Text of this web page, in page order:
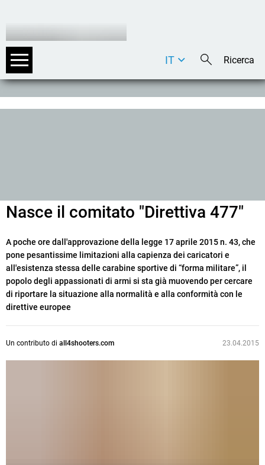
DE
IT
Nasce il comitato "Direttiva 477"
A poche ore dall'approvazione della legge 17 aprile 2015 n. 43, che
pone pesantissime limitazioni alla capienza dei caricatori e
all'esistenza stessa delle carabine sportive di “forma militare”, il
popolo degli appassionati di armi si sta già muovendo per cercare
di riportare la situazione alla normalità e alla conformità con le
direttive europee
Un contributo di all4shooters.com 23.04.2015